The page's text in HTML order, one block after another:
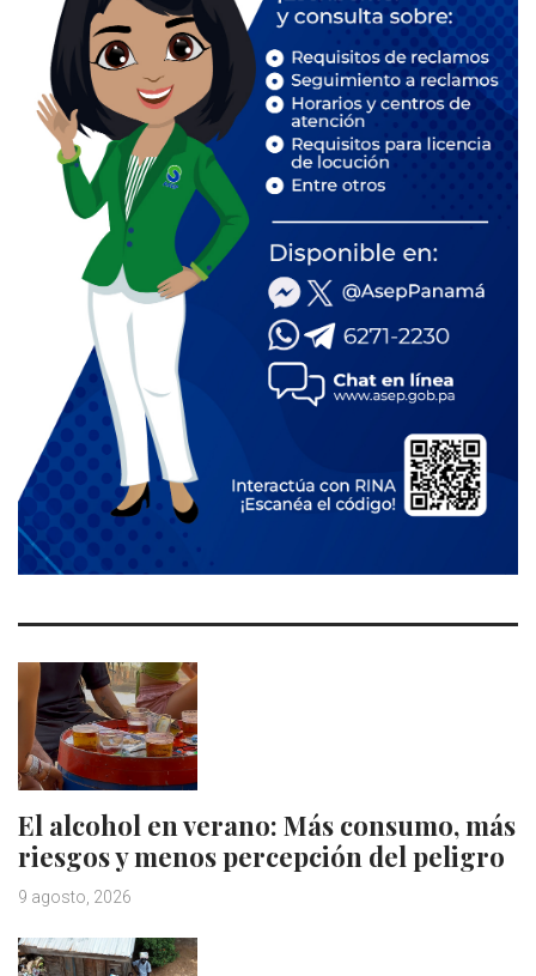
El alcohol en verano: Más consumo, más
riesgos y menos percepción del peligro
9 agosto, 2026